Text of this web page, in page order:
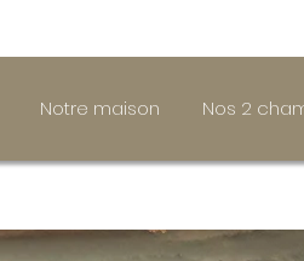
Notre maison Nos 2